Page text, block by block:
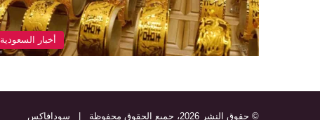
أخبار السعودية
© حقوق النشر 2026، جميع الحقوق محفوظة | سودافاكس